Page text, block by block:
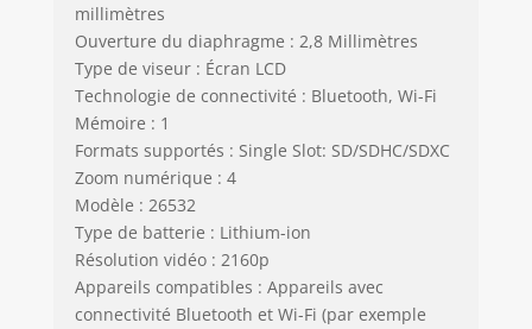
millimètres
Ouverture du diaphragme : 2,8 Millimètres
Type de viseur : Écran LCD
Technologie de connectivité : Bluetooth, Wi-Fi
Mémoire : 1
Formats supportés : Single Slot: SD/SDHC/SDXC
Zoom numérique : 4
Modèle : 26532
Type de batterie : Lithium-ion
Résolution vidéo : 2160p
Appareils compatibles : Appareils avec
connectivité Bluetooth et Wi-Fi (par exemple